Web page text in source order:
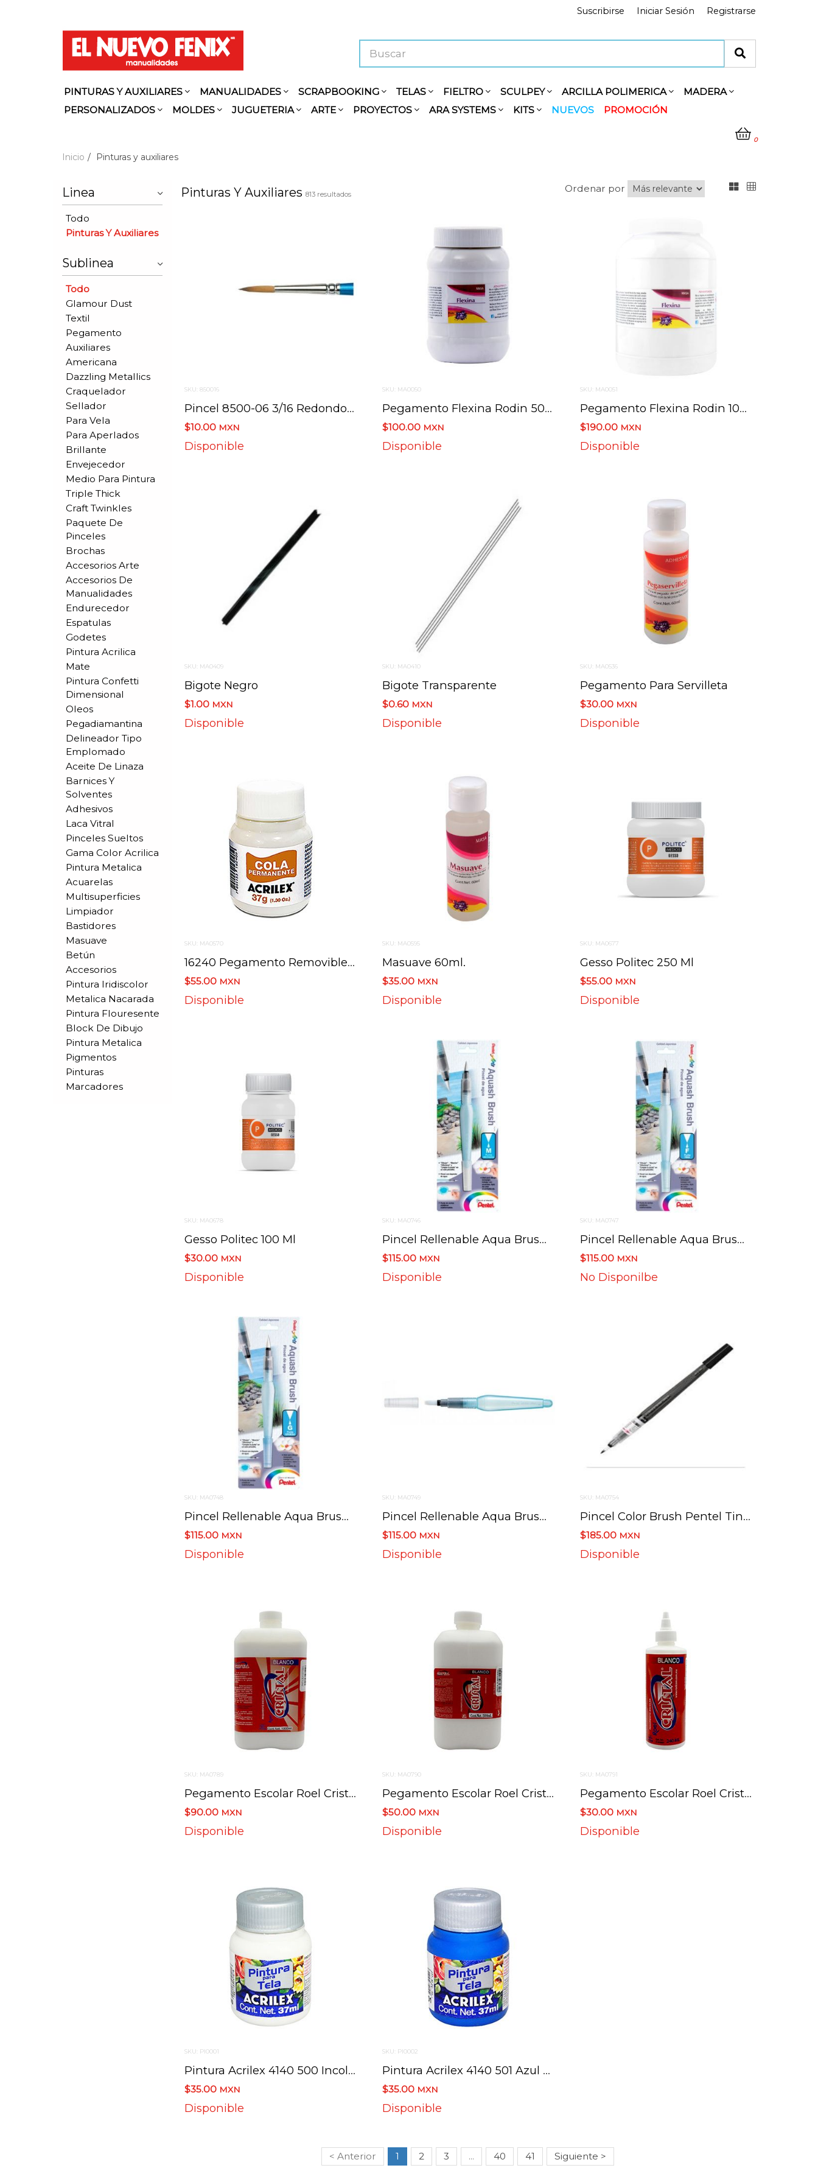
Registrarse
Iniciar Sesión
Suscribirse
PINTURAS Y AUXILIARES MANUALIDADES SCRAPBOOKING TELAS FIELTRO SCULPEY ARCILLA POLIMERICA
MADERA
PERSONALIZADOS
MOLDES JUGUETERIA ARTE PROYECTOS ARA SYSTEMS KITS NUEVOS PROMOCIÓN
0
Inicio Pinturas y auxiliares
Linea
Todo
Pinturas Y Auxiliares
Sublinea
Todo
Glamour Dust
Textil
Pegamento
Auxiliares
Americana
Dazzling Metallics
Craquelador
Sellador
Para Vela
Para Aperlados
Brillante
Envejecedor
Medio Para Pintura
Triple Thick
Craft Twinkles
Paquete De
Pinceles
Brochas
Accesorios Arte
Accesorios De
Manualidades
Endurecedor
Espatulas
Godetes
Pintura Acrilica
Mate
Pintura Confetti
Dimensional
Oleos
Pegadiamantina
Delineador Tipo
Emplomado
Aceite De Linaza
Barnices Y
Solventes
Adhesivos
Laca Vitral
Pinceles Sueltos
Gama Color Acrilica
Pintura Metalica
Acuarelas
Multisuperficies
Limpiador
Bastidores
Masuave
Betún
Accesorios
Pintura Iridiscolor
Metalica Nacarada
Pintura Flouresente
Block De Dibujo
Pintura Metalica
Pigmentos
Pinturas
Marcadores
Pinturas Y Auxiliares 813 resultados Ordenar por
SKU: 850016
Pincel 8500-06 3/16 Redondo Turquesa
$10.00 MXN
Disponible
SKU: MA0050
Pegamento Flexina Rodin 500 Ml.
$100.00 MXN
Disponible
SKU: MA0051
Pegamento Flexina Rodin 1000 Ml.
$190.00 MXN
Disponible
SKU: MA0409
Bigote Negro
$1.00 MXN
Disponible
SKU: MA0410
Bigote Transparente
$0.60 MXN
Disponible
SKU: MA0536
Pegamento Para Servilleta
$30.00 MXN
Disponible
SKU: MA0570
16240 Pegamento Removible Acrilex 37g
$55.00 MXN
Disponible
SKU: MA0595
Masuave 60ml.
$35.00 MXN
Disponible
SKU: MA0677
Gesso Politec 250 Ml
$55.00 MXN
Disponible
SKU: MA0678
Gesso Politec 100 Ml
$30.00 MXN
Disponible
SKU: MA0746
Pincel Rellenable Aqua Brush Pentel Mediano Frhbp-M
$115.00 MXN
Disponible
SKU: MA0747
Pincel Rellenable Aqua Brush Pentel Fino Frhbp-F
$115.00 MXN
No Disponilbe
SKU: MA0748
Pincel Rellenable Aqua Brush Pentel Grueso Frhbp-B
$115.00 MXN
Disponible
SKU: MA0749
Pincel Rellenable Aqua Brush Pentel Plano Frhbp-Mh
$115.00 MXN
Disponible
SKU: MA0754
Pincel Color Brush Pentel Tinta Negra Gflbp
$185.00 MXN
Disponible
SKU: MA0789
Pegamento Escolar Roel Cristal 1000 Ml
$90.00 MXN
Disponible
SKU: MA0790
Pegamento Escolar Roel Cristal 500 Ml
$50.00 MXN
Disponible
SKU: MA0791
Pegamento Escolar Roel Cristal 240 Ml
$30.00 MXN
Disponible
SKU: PI0001
Pintura Acrilex 4140 500 Incoloro 37 Ml
$35.00 MXN
Disponible
SKU: PI0002
Pintura Acrilex 4140 501 Azul Turquesa 37 Ml
$35.00 MXN
Disponible
< Anterior 1 2 3 ... 40 41 Siguiente >